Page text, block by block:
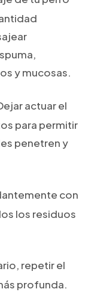
y mucosas.
actuar el
para permitir
penetren y
con
los residuos
repetir el
profunda.